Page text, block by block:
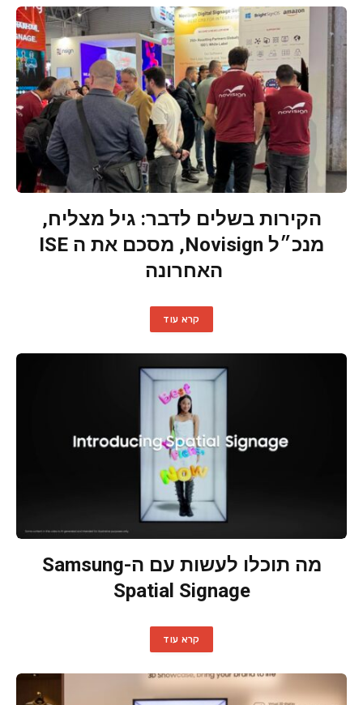
הקירות בשלים לדבר: גיל מצליח,
מנכ״ל Novisign, מסכם את ה ISE
האחרונה
קרא עוד
מה תוכלו לעשות עם ה-Samsung
Spatial Signage
קרא עוד